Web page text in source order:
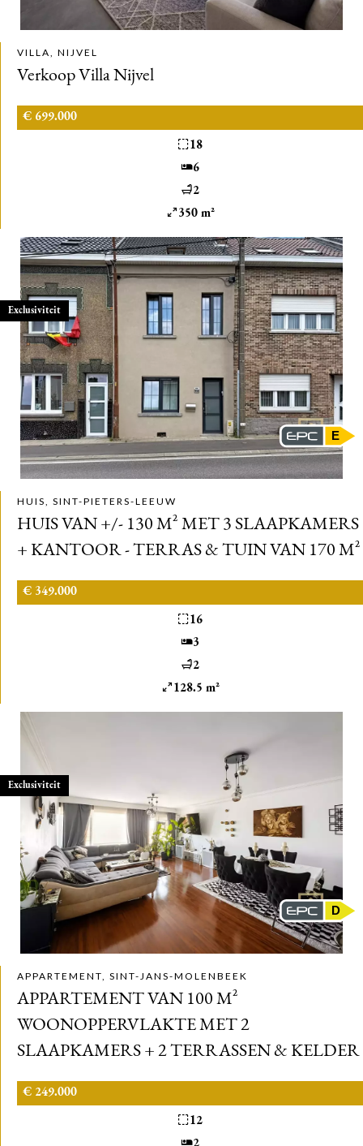
VILLA, NIJVEL
Verkoop Villa Nijvel
€ 699.000
18
6
2
350 m²
HUIS, SINT-PIETERS-LEEUW
HUIS VAN +/- 130 M² MET 3 SLAAPKAMERS
+ KANTOOR - TERRAS & TUIN VAN 170 M²
€ 349.000
16
3
2
128.5 m²
Exclusiviteit
E
APPARTEMENT, SINT-JANS-MOLENBEEK
APPARTEMENT VAN 100 M²
WOONOPPERVLAKTE MET 2
SLAAPKAMERS + 2 TERRASSEN & KELDER
€ 249.000
12
Exclusiviteit
D